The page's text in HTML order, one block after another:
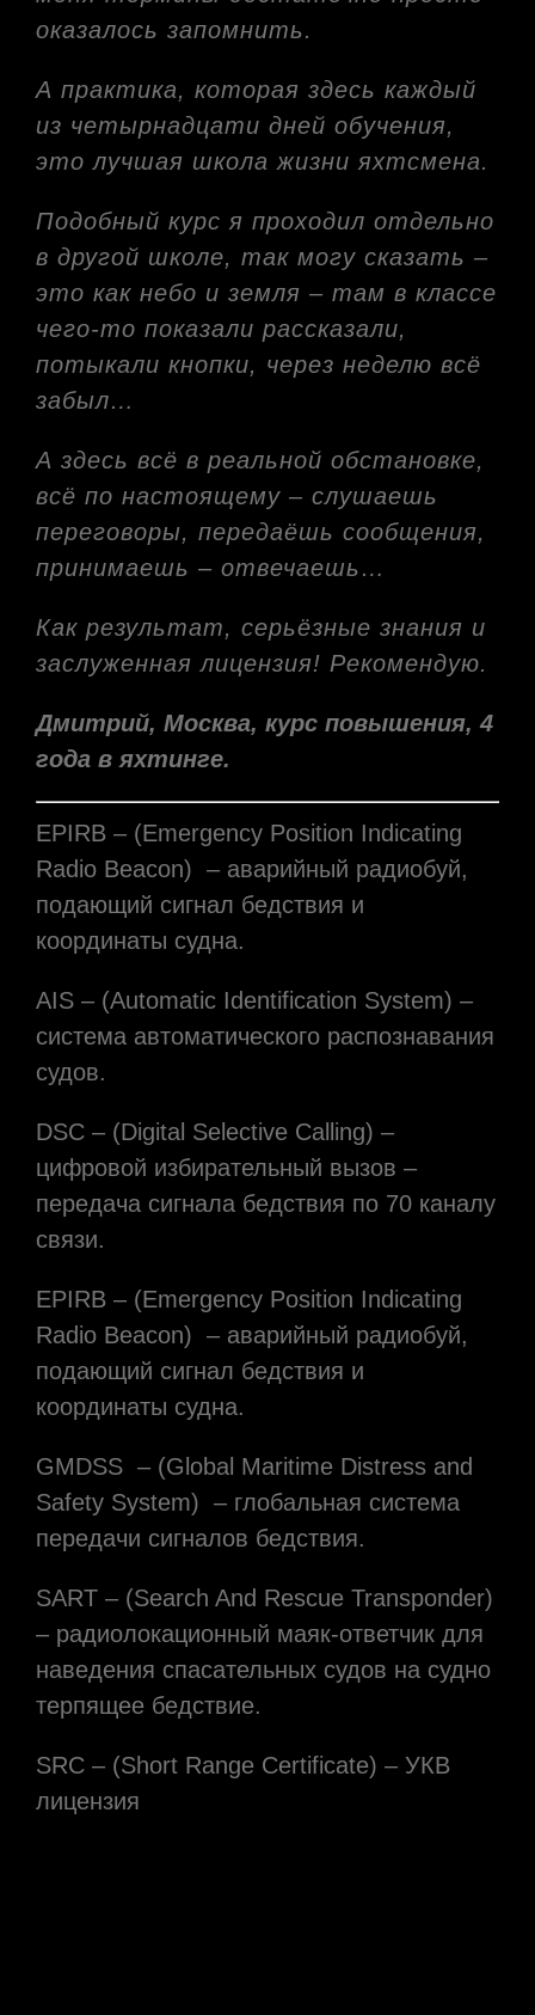
оказалось запомнить.
А практика, которая здесь каждый
из четырнадцати дней обучения,
это лучшая школа жизни яхтсмена.
Подобный курс я проходил отдельно
в другой школе, так могу сказать –
это как небо и земля – там в классе
чего-то показали рассказали,
потыкали кнопки, через неделю всё
забыл…
А здесь всё в реальной обстановке,
всё по настоящему – слушаешь
переговоры, передаёшь сообщения,
принимаешь – отвечаешь…
Как результат, серьёзные знания и
заслуженная лицензия! Рекомендую.
Дмитрий, Москва, курс повышения, 4
года в яхтинге.
EPIRB – (Emergency Position Indicating
Radio Beacon) – аварийный радиобуй,
подающий сигнал бедствия и
координаты судна.
AIS – (Automatic Identification System) –
система автоматического распознавания
судов.
DSC – (Digital Selective Calling) –
цифровой избирательный вызов –
передача сигнала бедствия по 70 каналу
связи.
EPIRB – (Emergency Position Indicating
Radio Beacon) – аварийный радиобуй,
подающий сигнал бедствия и
координаты судна.
GMDSS – (Global Maritime Distress and
Safety System) – глобальная система
передачи сигналов бедствия.
SART – (Search And Rescue Transponder)
– радиолокационный маяк-ответчик для
наведения спасательных судов на судно
терпящее бедствие.
SRC – (Short Range Certificate) – УКВ
лицензия